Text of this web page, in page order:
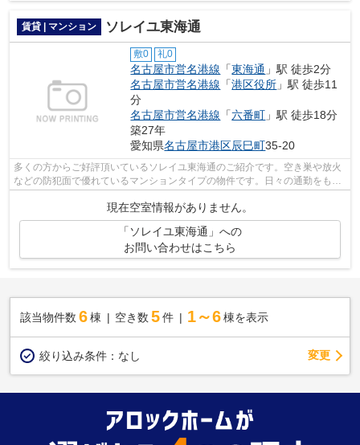
賃貸 | マンション ソレイユ東海通
敷0 礼0
名古屋市営名港線 「東海通 」駅 徒歩2分
名古屋市営名港線 「港区役所 」駅 徒歩11
分
名古屋市営名港線 「六番町 」駅 徒歩18分
築27年
愛知県名古屋市港区辰巳町35-20
多くの方からご好評頂いているソレイユ東海通のご紹介です。空き巣や放火
などの防犯面で優れているマンションタイプの物件です。日々の通勤をもっ
現在空室情報がありません。
「ソレイユ東海通」への
お問い合わせはこちら
該当物件数 6棟 空き数 5 件 1～6 棟を表示
絞り込み条件： なし 変更